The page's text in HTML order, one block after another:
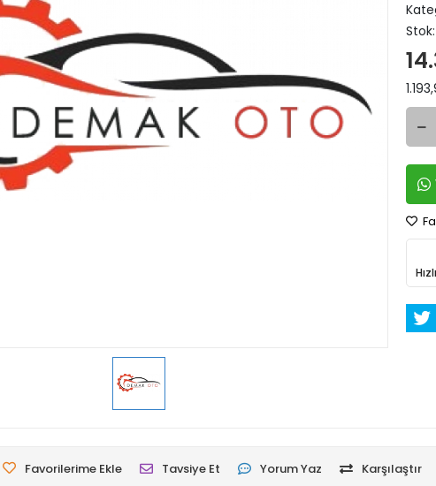
Stok:
Favorilerime Ekle Tavsiye Et Yorum Yaz Karşılaştır